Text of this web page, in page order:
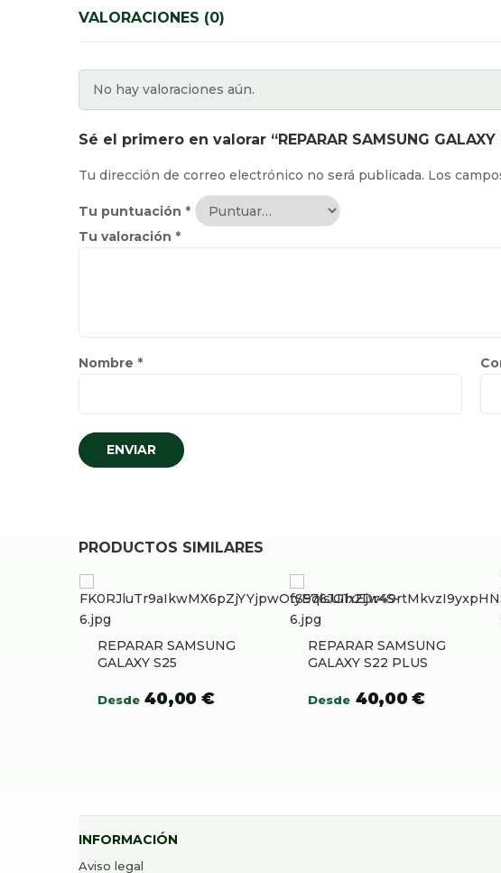
VALORACIONES (0)
No hay valoraciones aún.
Sé el primero en valorar “REPARAR SAMSUNG GALAXY
Tu dirección de correo electrónico no será publicada. Los
Tu puntuación *
Tu valoración *
Nombre *
PRODUCTOS SIMILARES
REPARAR SAMSUNG
GALAXY S25
Desde 40,00 €
REPARAR SAMSUNG
GALAXY S22 PLUS
Desde 40,00€
INFORMACIÓN
Aviso legal